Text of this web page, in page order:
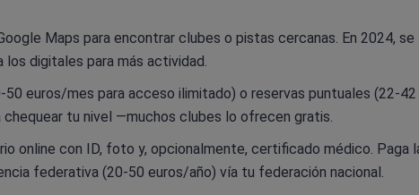
Maps para encontrar clubes o pistas cercanas. En 2024, se
los digitales para más actividad.
50 euros/mes para acceso ilimitado) o reservas puntuales (22-42
tu nivel —muchos clubes lo ofrecen gratis.
online con ID, foto y, opcionalmente, certificado médico. Paga
federativa (20-50 euros/año) vía tu federación nacional.